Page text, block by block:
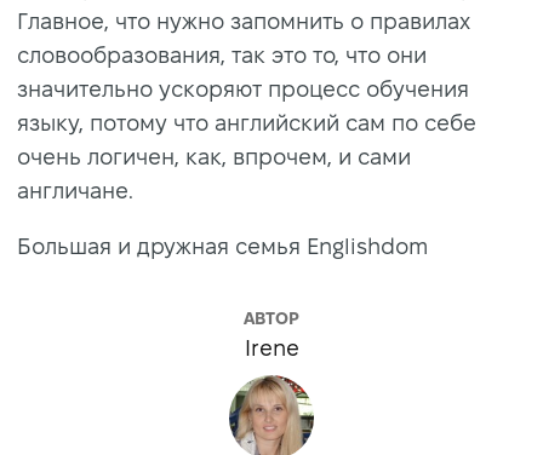
Главное, что нужно запомнить о правилах
словообразования, так это то, что они
значительно ускоряют процесс обучения
языку, потому что английский сам по себе
очень логичен, как, впрочем, и сами
англичане.
Большая и дружная семья Englishdom
АВТОР
Irene